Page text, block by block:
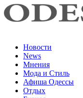
Новости
News
Мнения
Мода и Стиль
Афиша Одессы
Отдых